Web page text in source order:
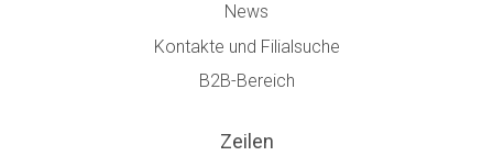
News
Kontakte und Filialsuche
B2B-Bereich
Zeilen